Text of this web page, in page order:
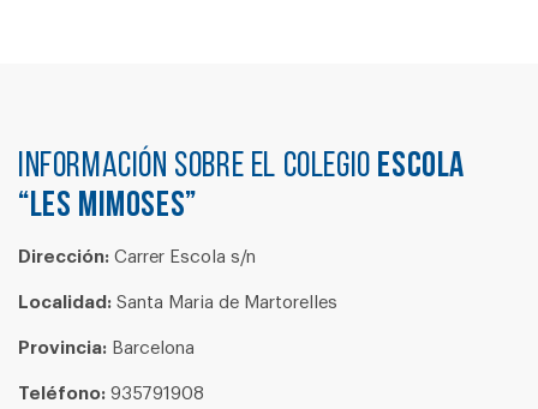
Información sobre el colegio ESCOLA
“LES MIMOSES”
Dirección: Carrer Escola s/n
Localidad: Santa Maria de Martorelles
Provincia: Barcelona
Teléfono: 935791908